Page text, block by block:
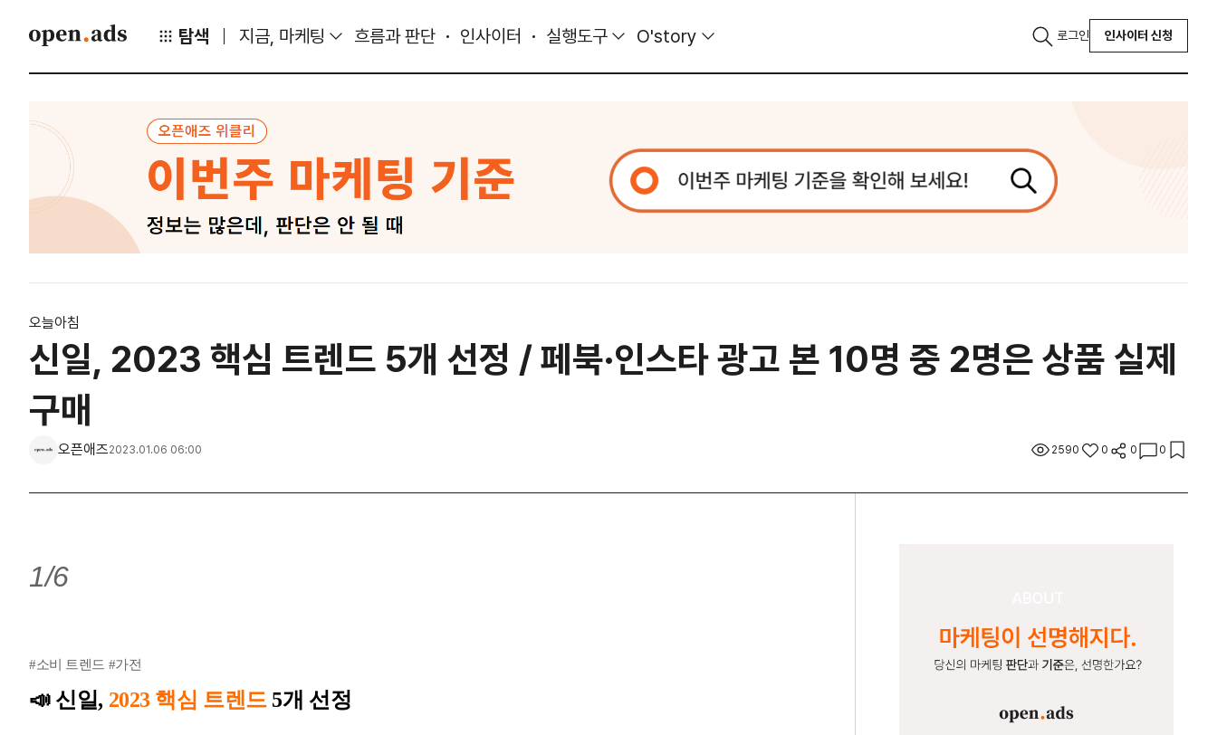
탐색 지금, 마케팅 흐름과 판단 인사이터 실행도구 O'story 로그인 인사이터 신청
오늘아침
신일, 2023 핵심 트렌드 5개 선정 / 페북·인스타 광고 본 10명 중 2명은 상품 실제
구매
오픈애즈2023.01.06 06:00 2590 0 0 0
1/6
#소비 트렌드 #가전
📣 신일, 2023 핵심 트렌드 5개 선정